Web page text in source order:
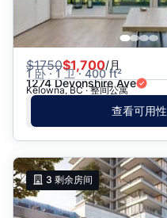
价格 - $ 到 $$$
$1750$1,700/月
1 卧 · 1 卫 · 400 ft²
1274 Devonshire Ave
Kelowna, BC · 整间公寓
查看可用性
3 剩余房间